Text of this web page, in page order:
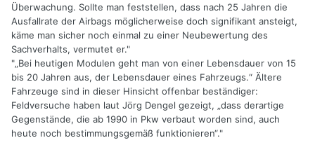
Überwachung. Sollte man feststellen, dass nach 25 Jahren die
Ausfallrate der Airbags möglicherweise doch signifikant ansteigt,
käme man sicher noch einmal zu einer Neubewertung des
Sachverhalts, vermutet er."
"„Bei heutigen Modulen geht man von einer Lebensdauer von 15
bis 20 Jahren aus, der Lebensdauer eines Fahrzeugs.“ Ältere
Fahrzeuge sind in dieser Hinsicht offenbar beständiger:
Feldversuche haben laut Jörg Dengel gezeigt, „dass derartige
Gegenstände, die ab 1990 in Pkw verbaut worden sind, auch
heute noch bestimmungsgemäß funktionieren“."